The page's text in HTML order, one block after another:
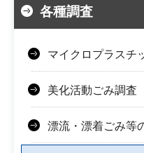
各種調査
マイクロプラスチ
美化活動ごみ調査
漂流・漂着ごみ等